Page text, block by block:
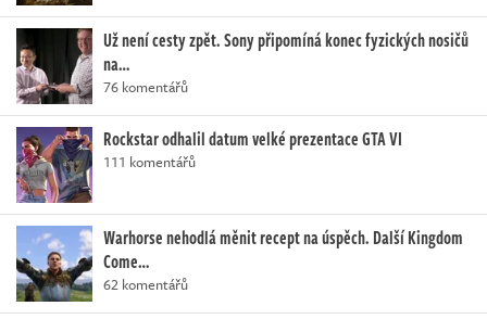
Už není cesty zpět. Sony připomíná konec fyzických nosičů
na…
76 komentářů
Rockstar odhalil datum velké prezentace GTA VI
111 komentářů
Warhorse nehodlá měnit recept na úspěch. Další Kingdom
Come…
62 komentářů